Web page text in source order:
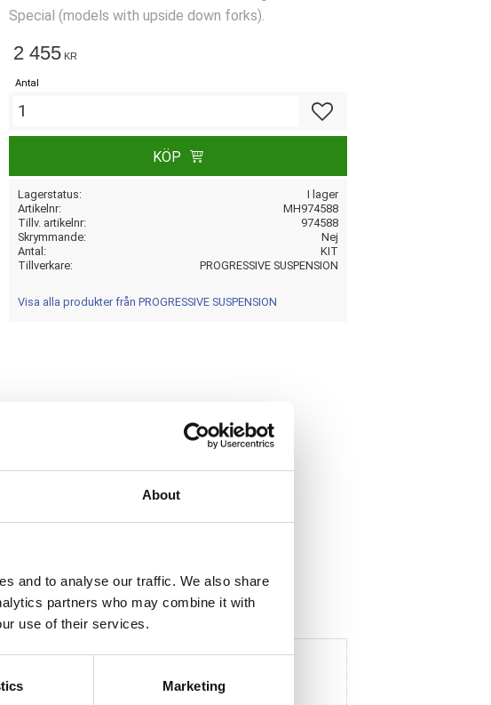
About
and to analyse our traffic. We also share
partners who may combine it with
use of their services.
Marketing
Special (models with upside down forks).
2 455 KR
Antal
KÖP
Lagerstatus
I lager
Artikelnr
MH974588
Tillv. artikelnr
974588
Skrymmande
Nej
Antal
KIT
Tillverkare
PROGRESSIVE SUSPENSION
Visa alla produkter från PROGRESSIVE SUSPENSION
Dela med dig
c
b
o